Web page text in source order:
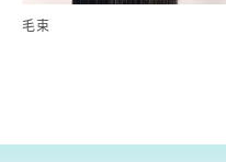
毛束